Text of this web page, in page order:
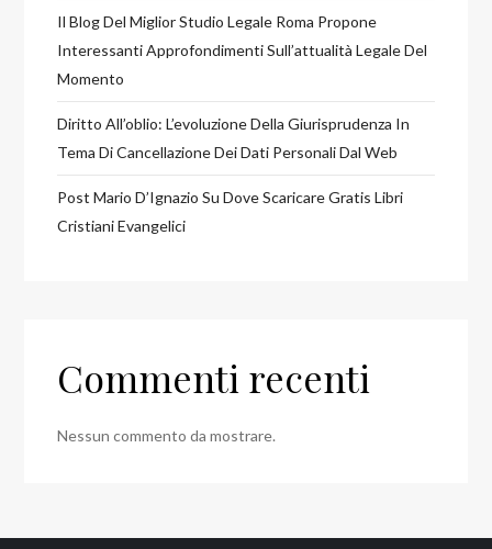
Il Blog Del Miglior Studio Legale Roma Propone
Interessanti Approfondimenti Sull’attualità Legale Del
Momento
Diritto All’oblio: L’evoluzione Della Giurisprudenza In
Tema Di Cancellazione Dei Dati Personali Dal Web
Post Mario D’Ignazio Su Dove Scaricare Gratis Libri
Cristiani Evangelici
Commenti recenti
Nessun commento da mostrare.